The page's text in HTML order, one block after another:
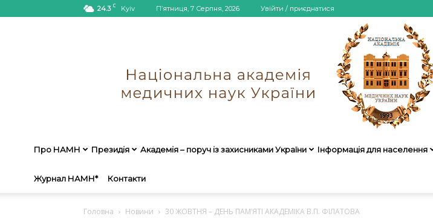
24.3 C Kyiv П’ятниця, 7 Серпня, 2026 Увійти / приєднатися
Про НАМН Президія Академія – поруч із захисниками України Інформація для населення
Журнал НАМН* Контакти
Головна Новини 30 ЖОВТНЯ – ДЕНЬ ПАМ’ЯТІ АКАДЕМІКА В.П. ФІЛАТОВА